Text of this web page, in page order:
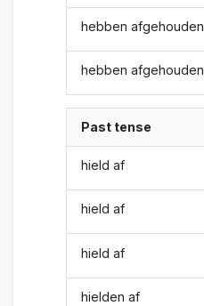
hebben afgehouden
hebben afgehouden
Past tense
hield af
hield af
hield af
hielden af